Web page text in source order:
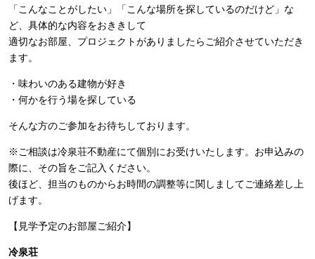
「こんなことがしたい」「こんな場所を探しているのだけど」な
ど、具体的な内容をおききして
適切なお部屋、プロジェクトがありましたらご紹介させていただき
ます。
・味わいのある建物が好き
・何かを行う場を探している
そんな方のご参加をお待ちしております。
※ご相談は冷泉荘不動産にて個別にお受けいたします。お申込みの
際に、その旨をご記入ください。
後ほど、担当のものからお時間の調整等に関しましてご連絡差し上
げます。
【見学予定のお部屋ご紹介】
冷泉荘